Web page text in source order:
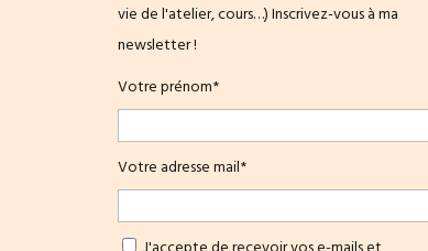
vie de l'atelier, cours…) Inscrivez-vous à ma
newsletter !
Votre prénom*
Votre adresse mail*